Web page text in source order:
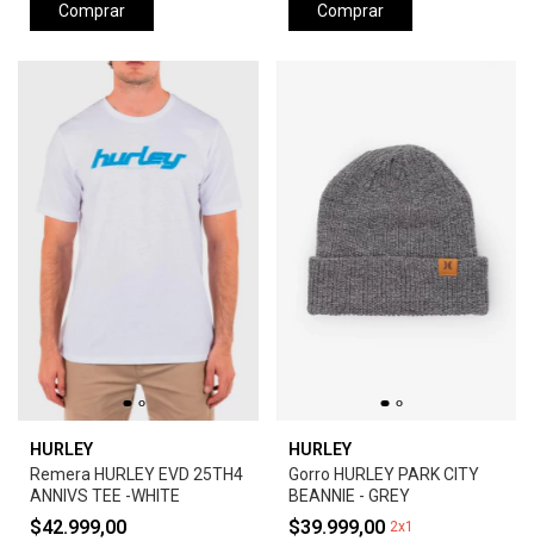
Comprar Comprar
HURLEY
Remera HURLEY EVD 25TH4
ANNIVS TEE -WHITE
$42.999,00
HURLEY
Gorro HURLEY PARK CITY
BEANNIE - GREY
$39.999,00 2x1